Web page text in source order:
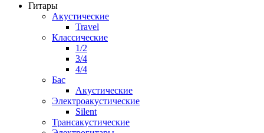
Гитары
Акустические
Travel
Классические
1/2
3/4
4/4
Бас
Акустические
Электроакустические
Silent
Трансакустические